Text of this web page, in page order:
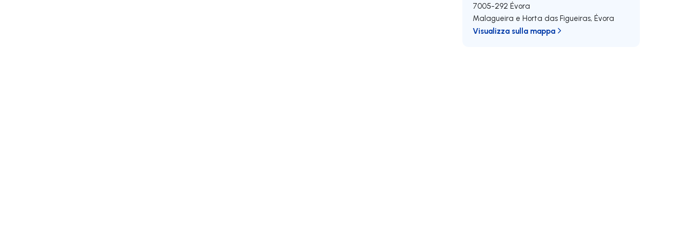
7005-292 Évora
Malagueira e Horta das Figueiras,Évora
Visualizza sulla mappa